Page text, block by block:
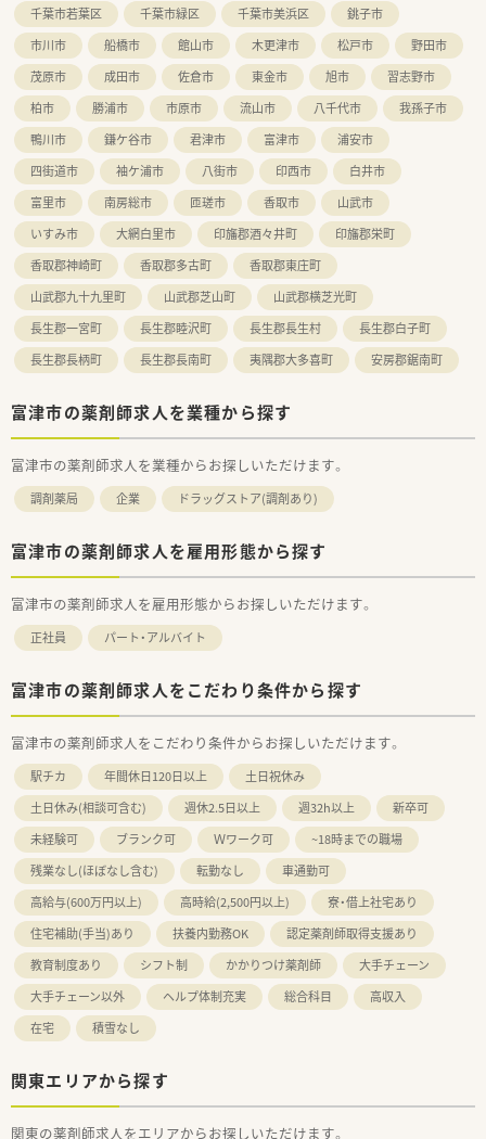
千葉市若葉区 千葉市緑区 千葉市美浜区
銚子市
市川市
船橋市 館山市 木更津市 松戸市
野田市
茂原市
成田市 佐倉市 東金市 旭市
習志野市
柏市
勝浦市 市原市 流山市 八千代市
我孫子市
鴨川市
鎌ケ谷市 君津市 富津市
浦安市
四街道市
袖ケ浦市 八街市 印西市
白井市
富里市
南房総市 匝瑳市 香取市
山武市
いすみ市
大網白里市 印旛郡酒々井町
印旛郡栄町
香取郡神崎町
香取郡多古町
香取郡東庄町
山武郡九十九里町
山武郡芝山町
山武郡横芝光町
長生郡一宮町
長生郡睦沢町 長生郡長生村
長生郡白子町
長生郡長柄町
長生郡長南町 夷隅郡大多喜町 安房郡鋸南町
富津市の薬剤師求人を業種から探す
富津市の薬剤師求人を業種からお探しいただけます。
調剤薬局 企業 ドラッグストア(調剤あり)
富津市の薬剤師求人を雇用形態から探す
富津市の薬剤師求人を雇用形態からお探しいただけます。
正社員 パート・アルバイト
富津市の薬剤師求人をこだわり条件から探す
富津市の薬剤師求人をこだわり条件からお探しいただけます。
駅チカ 年間休日120日以上
土日祝休み
土日休み(相談可含む)
週休2.5日以上 週32h以上
新卒可
未経験可
ブランク可 Ｗワーク可
~18時までの職場
残業なし(ほぼなし含む)
転勤なし
車通勤可
高給与(600万円以上)
高時給(2,500円以上)
寮・借上社宅あり
住宅補助(手当)あり
扶養内勤務OK
認定薬剤師取得支援あり
教育制度あり
シフト制 かかりつけ薬剤師
大手チェーン
大手チェーン以外
ヘルプ体制充実 総合科目
高収入
在宅
積雪なし
関東エリアから探す
関東の薬剤師求人をエリアからお探しいただけます。